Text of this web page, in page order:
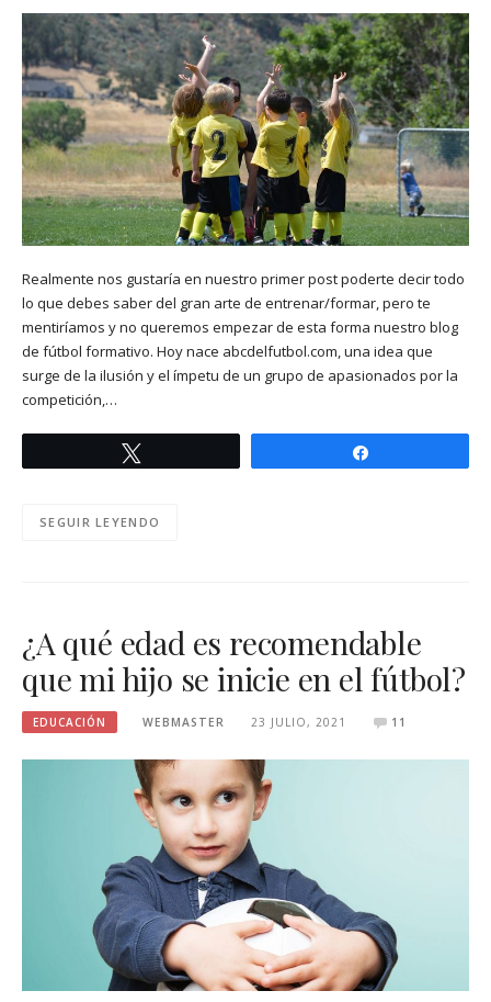
Realmente nos gustaría en nuestro primer post poderte decir todo
lo que debes saber del gran arte de entrenar/formar, pero te
mentiríamos y no queremos empezar de esta forma nuestro blog
de fútbol formativo. Hoy nace abcdelfutbol.com, una idea que
surge de la ilusión y el ímpetu de un grupo de apasionados por la
competición,…
SEGUIR LEYENDO
¿A qué edad es recomendable
que mi hijo se inicie en el fútbol?
EDUCACIÓN WEBMASTER 23 JULIO, 2021 11